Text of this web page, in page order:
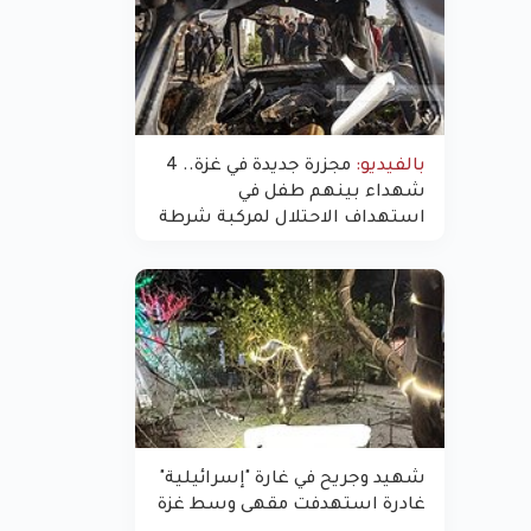
بالفيديو:
مجزرة جديدة في غزة.. 4
شهداء بينهم طفل في
استهداف الاحتلال لمركبة شرطة
شهيد وجريح في غارة "إسرائيلية"
غادرة استهدفت مقهى وسط غزة